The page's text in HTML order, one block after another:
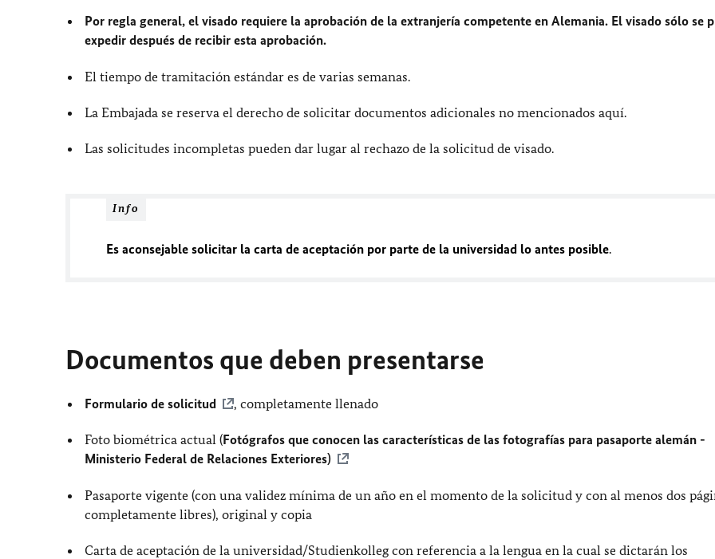
Por regla general, el visado requiere la aprobación de la extranjería competente en Alemania. El visado sólo se
expedir después de recibir esta aprobación.
El tiempo de tramitación estándar es de varias semanas.
La Embajada se reserva el derecho de solicitar documentos adicionales no mencionados aquí.
Las solicitudes incompletas pueden dar lugar al rechazo de la solicitud de visado.
Info
Es aconsejable solicitar la carta de aceptación por parte de la universidad lo antes posible.
Documentos que deben presentarse
Formulario de solicitud , completamente llenado
Foto biométrica actual (Fotógrafos que conocen las características de las fotografías para pasaporte alemán -
Ministerio Federal de Relaciones Exteriores)
Pasaporte vigente (con una validez mínima de un año en el momento de la solicitud y con al menos dos
completamente libres), original y copia
Carta de aceptación de la universidad/Studienkolleg con referencia a la lengua en la cual se dictarán los